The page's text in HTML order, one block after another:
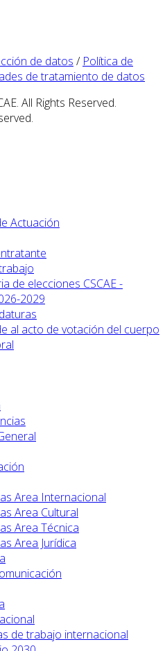
de datos / Política de
de tratamiento de datos
All Rights Reserved.
Actuación
de elecciones CSCAE -
2029
al acto de votación del cuerpo
Area Internacional
Area Cultural
Area Técnica
Area Jurídica
de trabajo internacional